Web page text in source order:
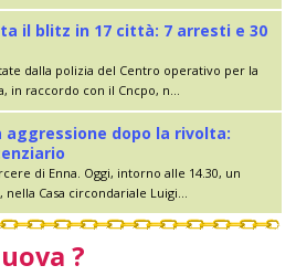
il blitz in 17 città: 7 arresti e 30
dalla polizia del Centro operativo per la
in raccordo con il Cncpo, n...
aggressione dopo la rivolta:
di Enna. Oggi, intorno alle 14.30, un
Casa circondariale Luigi...
?